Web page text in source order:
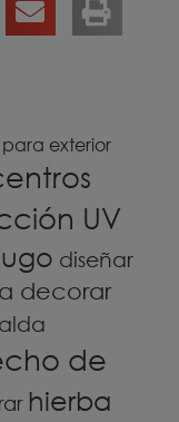
exterior
UV
diseñar
decorar
de
hierba